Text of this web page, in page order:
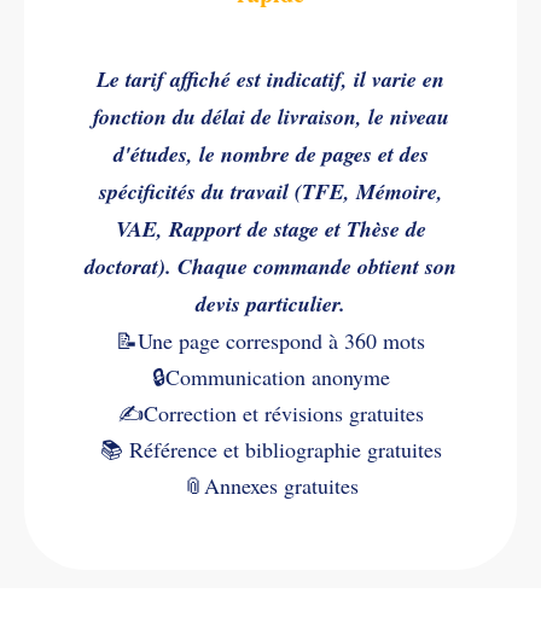
Le tarif affiché est indicatif, il varie en
fonction du délai de livraison, le niveau
d'études, le nombre de pages et des
spécificités du travail (TFE, Mémoire,
VAE, Rapport de stage et Thèse de
doctorat). Chaque commande obtient son
devis particulier.
📝Une page correspond à 360 mots
🔒Communication anonyme
✍️Correction et révisions gratuites
📚 Référence et bibliographie gratuites
📎 Annexes gratuites